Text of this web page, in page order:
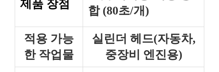
제품 장점
합 (80초/개)
적용 가능
한 작업물
실린더 헤드(자동차,
중장비 엔진용)